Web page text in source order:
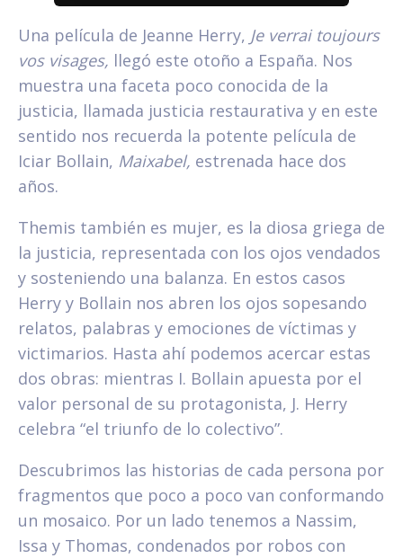
Una película de Jeanne Herry, Je verrai toujours
vos visages, llegó este otoño a España. Nos
muestra una faceta poco conocida de la
justicia, llamada justicia restaurativa y en este
sentido nos recuerda la potente película de
Iciar Bollain, Maixabel, estrenada hace dos
años.
Themis también es mujer, es la diosa griega de
la justicia, representada con los ojos vendados
y sosteniendo una balanza. En estos casos
Herry y Bollain nos abren los ojos sopesando
relatos, palabras y emociones de víctimas y
victimarios. Hasta ahí podemos acercar estas
dos obras: mientras I. Bollain apuesta por el
valor personal de su protagonista, J. Herry
celebra “el triunfo de lo colectivo”.
Descubrimos las historias de cada persona por
fragmentos que poco a poco van conformando
un mosaico. Por un lado tenemos a Nassim,
Issa y Thomas, condenados por robos con